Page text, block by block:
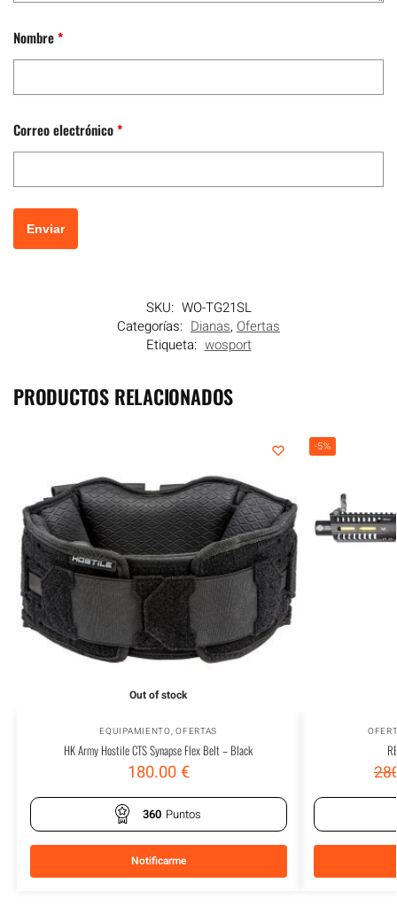
Nombre*
Correo electrónico*
SKU: WO-TG21SL
Categorías: Dianas, Ofertas
Etiqueta: wosport
PRODUCTOS RELACIONADOS
Out of stock
EQUIPAMIENTO,OFERTAS
HK Army Hostile CTS Synapse Flex Belt – Black
180.00€
360 Puntos
Notificarme
-5%